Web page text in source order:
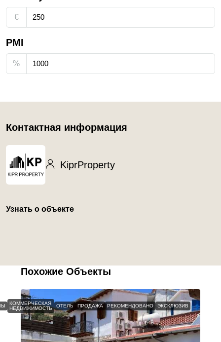
€
PMI
%
Контактная информация
KiprProperty
Узнать о объекте
Похожие Объекты
КОММЕРЧЕСКАЯ
НЕДВИЖИМОСТЬ
ОТЕЛЬ ПРОДАЖА РЕКОМЕНДОВАНО ЭКСКЛЮЗИВ